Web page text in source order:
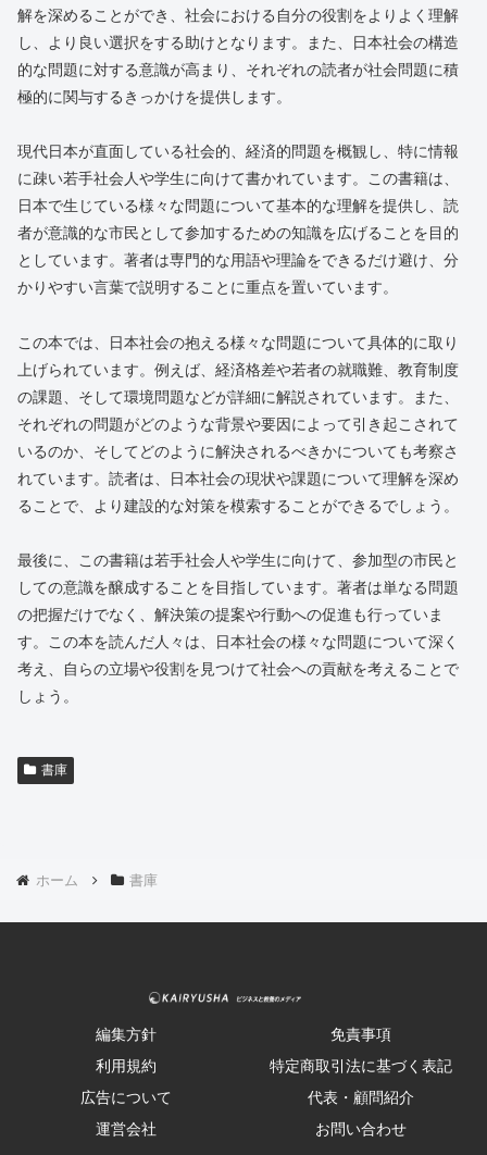
解を深めることができ、社会における自分の役割をよりよく理解
し、より良い選択をする助けとなります。また、日本社会の構造
的な問題に対する意識が高まり、それぞれの読者が社会問題に積
極的に関与するきっかけを提供します。
現代日本が直面している社会的、経済的問題を概観し、特に情報
に疎い若手社会人や学生に向けて書かれています。この書籍は、
日本で生じている様々な問題について基本的な理解を提供し、読
者が意識的な市民として参加するための知識を広げることを目的
としています。著者は専門的な用語や理論をできるだけ避け、分
かりやすい言葉で説明することに重点を置いています。
この本では、日本社会の抱える様々な問題について具体的に取り
上げられています。例えば、経済格差や若者の就職難、教育制度
の課題、そして環境問題などが詳細に解説されています。また、
それぞれの問題がどのような背景や要因によって引き起こされて
いるのか、そしてどのように解決されるべきかについても考察さ
れています。読者は、日本社会の現状や課題について理解を深め
ることで、より建設的な対策を模索することができるでしょう。
最後に、この書籍は若手社会人や学生に向けて、参加型の市民と
しての意識を醸成することを目指しています。著者は単なる問題
の把握だけでなく、解決策の提案や行動への促進も行っていま
す。この本を読んだ人々は、日本社会の様々な問題について深く
考え、自らの立場や役割を見つけて社会への貢献を考えることで
しょう。
書庫
ホーム 書庫
編集方針
免責事項
利用規約
特定商取引法に基づく表記
広告について
代表・顧問紹介
運営会社
お問い合わせ